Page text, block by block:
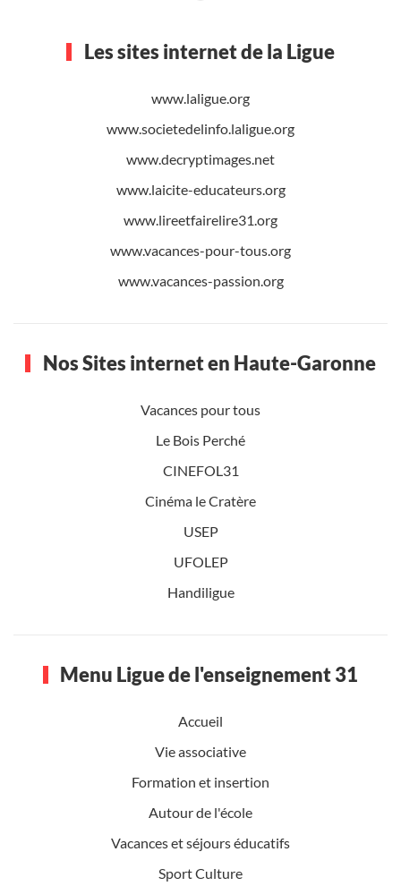
Les sites internet de la Ligue
www.laligue.org
www.societedelinfo.laligue.org
www.decryptimages.net
www.laicite-educateurs.org
www.lireetfairelire31.org
www.vacances-pour-tous.org
www.vacances-passion.org
Nos Sites internet en Haute-Garonne
Vacances pour tous
Le Bois Perché
CINEFOL31
Cinéma le Cratère
USEP
UFOLEP
Handiligue
Menu Ligue de l'enseignement 31
Accueil
Vie associative
Formation et insertion
Autour de l'école
Vacances et séjours éducatifs
Sport Culture